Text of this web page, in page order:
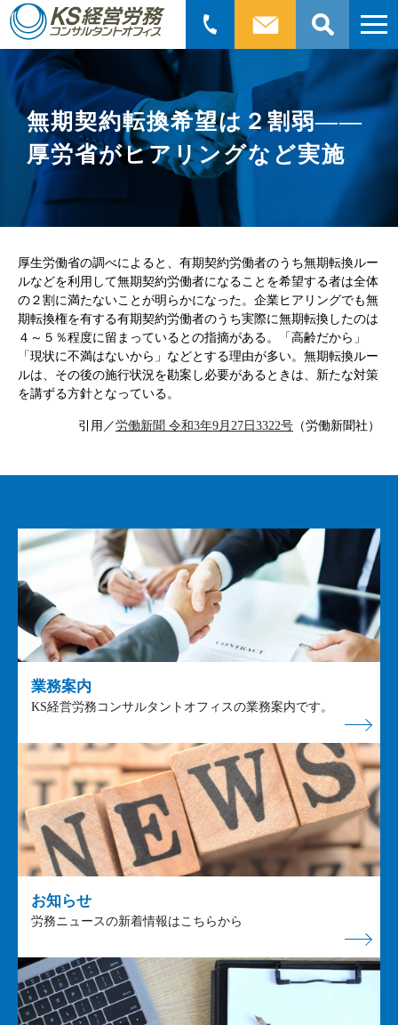
索:
無期契約転換希望は２割弱――
厚労省がヒアリングなど実施
厚生労働省の調べによると、有期契約労働者のうち無期転換ルー
ルなどを利用して無期契約労働者になることを希望する者は全体
の２割に満たないことが明らかになった。企業ヒアリングでも無
期転換権を有する有期契約労働者のうち実際に無期転換したのは
４～５％程度に留まっているとの指摘がある。「高齢だから」
「現状に不満はないから」などとする理由が多い。無期転換ルー
ルは、その後の施行状況を勘案し必要があるときは、新たな対策
を講ずる方針となっている。
引用／労働新聞 令和3年9月27日3322号 （労働新聞社）
業務案内
KS経営労務コンサルタントオフィスの業務案内です。
お知らせ
労務ニュースの新着情報はこちらから